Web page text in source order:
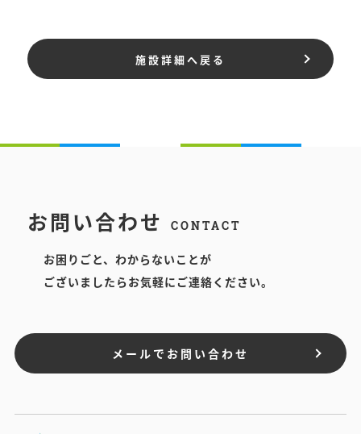
施設詳細へ戻る
お問い合わせ CONTACT
お困りごと、わからないことが
ございましたらお気軽にご連絡ください。
メールでお問い合わせ